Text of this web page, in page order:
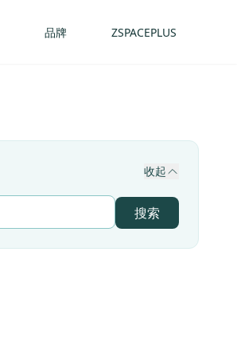
品牌 ZSPACEPLUS
收起
搜索